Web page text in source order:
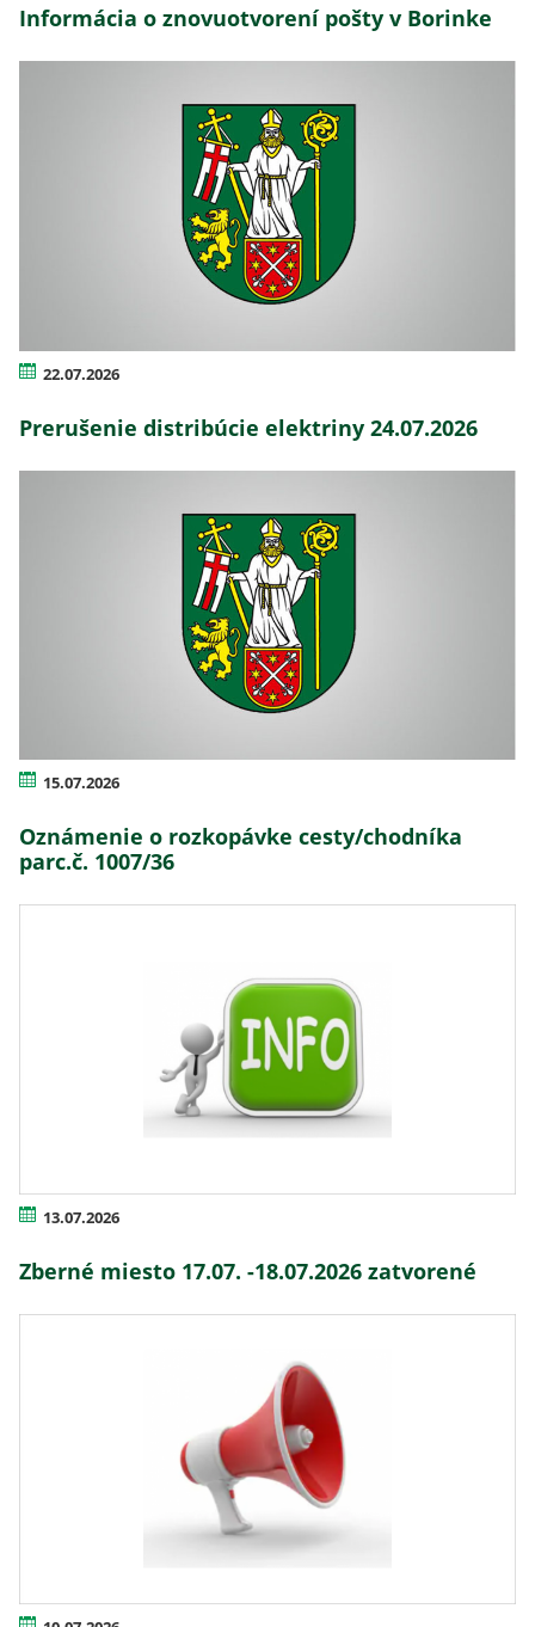
Informácia o znovuotvorení pošty v Borinke
22.07.2026
Prerušenie distribúcie elektriny 24.07.2026
15.07.2026
Oznámenie o rozkopávke cesty/chodníka
parc.č. 1007/36
13.07.2026
Zberné miesto 17.07. -18.07.2026 zatvorené